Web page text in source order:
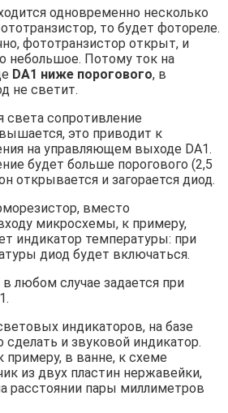
одновременно несколько
то будет фотореле.
фототранзистор открыт, и
небольшое. Потому ток на
DA1 ниже порогового, в
не светит.
сопротивление
это приводит к
на управляющем выходе DA1.
будет больше порогового (2,5
открывается и загорается диод.
вместо
микросхемы, к примеру,
индикатор температуры: при
диод будет включаться.
любом случае задается при
индикаторов, на базе
сделать и звуковой индикатор.
примеру, в ванне, к схеме
из двух пластин нержавейки,
расстоянии пары миллиметров